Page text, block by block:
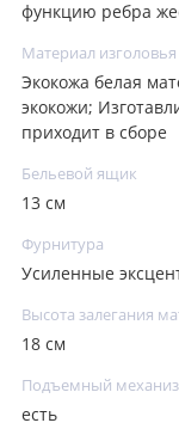
функцию ребра
Материал изголовья
Экокожа белая
экокожи;
приходит в сборе
Бельевой ящик
13 см
Фурнитура
Усиленные
Высота залегания
18 см
Подъемный
есть